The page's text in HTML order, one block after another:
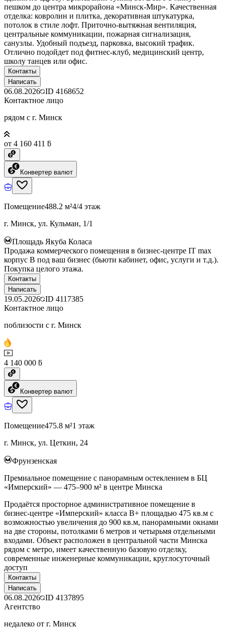
пешком до центра микрорайона «Минск-Мир». Качественная
отделка: ковролин и плитка, декоративная штукатурка,
потолок в стиле лофт. Приточно-вытяжная вентиляция,
центральные коммуникации, пожарная сигнализация,
санузлы. Удобный подъезд, парковка, высокий трафик.
Отлично подойдет под фитнес-клуб, медицинский центр,
школу танцев или офис.
Контакты
Написать
06.08.2026 ID 4168652
Контактное лицо
рядом с г. Минск
от 4 160 411 ƃ
Конвертер валют
Помещение488.2 м²4/4 этаж
г. Минск, ул. Кульман, 1/1
Площадь Якуба Коласа
Продажа коммерческого помещения в бизнес-центре IT max
корпус B под ваш бизнес (бьюти кабинет, офис, услуги и т.д.).
Покупка целого этажа.
Контакты
Написать
19.05.2026 ID 4117385
Контактное лицо
поблизости с г. Минск
4 140 000 ƃ
Конвертер валют
Помещение475.8 м²1 этаж
г. Минск, ул. Цеткин, 24
Фрунзенская
Премиальное помещение с панорамным остеклением в БЦ
«Имперский» — 475–900 м² в центре Минска
Продаётся просторное административное помещение в
бизнес-центре «Имперский» класса B+ площадью 475 кв.м с
возможностью увеличения до 900 кв.м, панорамными окнами
на две стороны, потолками 6 метров и четырьмя отдельными
входами. Объект расположен в центральной части Минска
рядом с метро, имеет качественную базовую отделку,
современные инженерные коммуникации, круглосуточный
доступ
Контакты
Написать
06.08.2026 ID 4137895
Агентство
недалеко от г. Минск